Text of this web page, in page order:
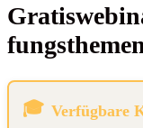
Verfügbare